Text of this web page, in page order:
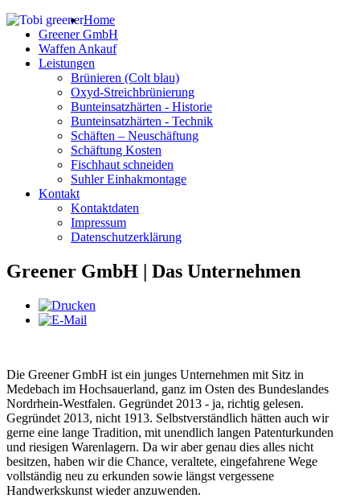
Home
Greener GmbH
Waffen Ankauf
Leistungen
Brünieren (Colt blau)
Oxyd-Streichbrünierung
Bunteinsatzhärten - Historie
Bunteinsatzhärten - Technik
Schäften – Neuschäftung
Schäftung Kosten
Fischhaut schneiden
Suhler Einhakmontage
Kontakt
Kontaktdaten
Impressum
Datenschutzerklärung
Greener GmbH | Das Unternehmen
Die Greener GmbH ist ein junges Unternehmen mit Sitz in
Medebach im Hochsauerland, ganz im Osten des Bundeslandes
Nordrhein-Westfalen. Gegründet 2013 - ja, richtig gelesen.
Gegründet 2013, nicht 1913. Selbstverständlich hätten auch wir
gerne eine lange Tradition, mit unendlich langen Patenturkunden
und riesigen Warenlagern. Da wir aber genau dies alles nicht
besitzen, haben wir die Chance, veraltete, eingefahrene Wege
vollständig neu zu erkunden sowie längst vergessene
Handwerkskunst wieder anzuwenden.